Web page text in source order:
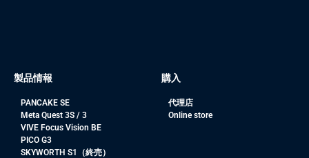
製品情報
PANCAKE SE
Meta Quest 3S / 3
VIVE Focus Vision BE
PICO G3
SKYWORTH S1（終売）
購入
代理店
Online store